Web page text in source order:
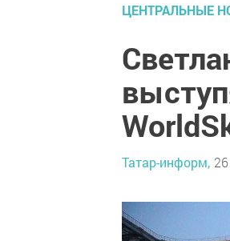
ЦЕНТРАЛЬНЫЕ
Татар-информ,